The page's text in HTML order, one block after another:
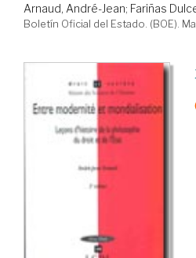
Arnaud, André-Jean; Fariñas
Boletín Oficial del Estado. (BOE).